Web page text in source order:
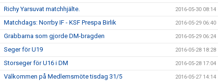
Richy Yarsuvat matchhjälte. 2016-05-30 08:14
Matchdags: Norrby IF - KSF Prespa Birlik 2016-05-29 06:40
Grabbarna som gjorde DM-bragden 2016-05-29 06:24
Seger för U19 2016-05-28 18:28
Storseger för U16 i DM 2016-05-28 17:04
Välkommen på Medlemsmöte tisdag 31/5 2016-05-27 14:14